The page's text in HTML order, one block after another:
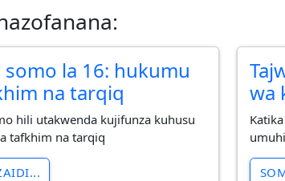
somo la 16: hukumu
na tarqiq
hili utakwenda kujifunza kuhusu
tafkhim na tarqiq
wa